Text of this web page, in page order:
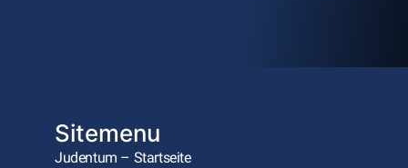
Sitemenu
Judentum – Startseite